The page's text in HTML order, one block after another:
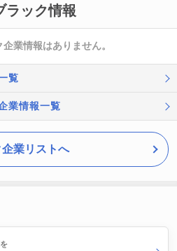
ラック情報
業情報はありません。
覧
業情報一覧
業リストへ